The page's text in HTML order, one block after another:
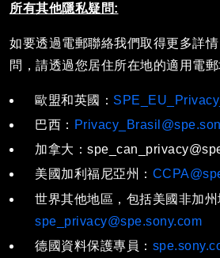
所有其他隱私疑問:
如要透過電郵聯絡我們取得更多詳
問，請透過您居住所在地的適用電郵
歐盟和英國：
巴西：
加拿大：
美國加利福尼亞州：
世界其他地區，包括美國非加州
spe_privacy@spe.sony.com
德國資料保護專員：